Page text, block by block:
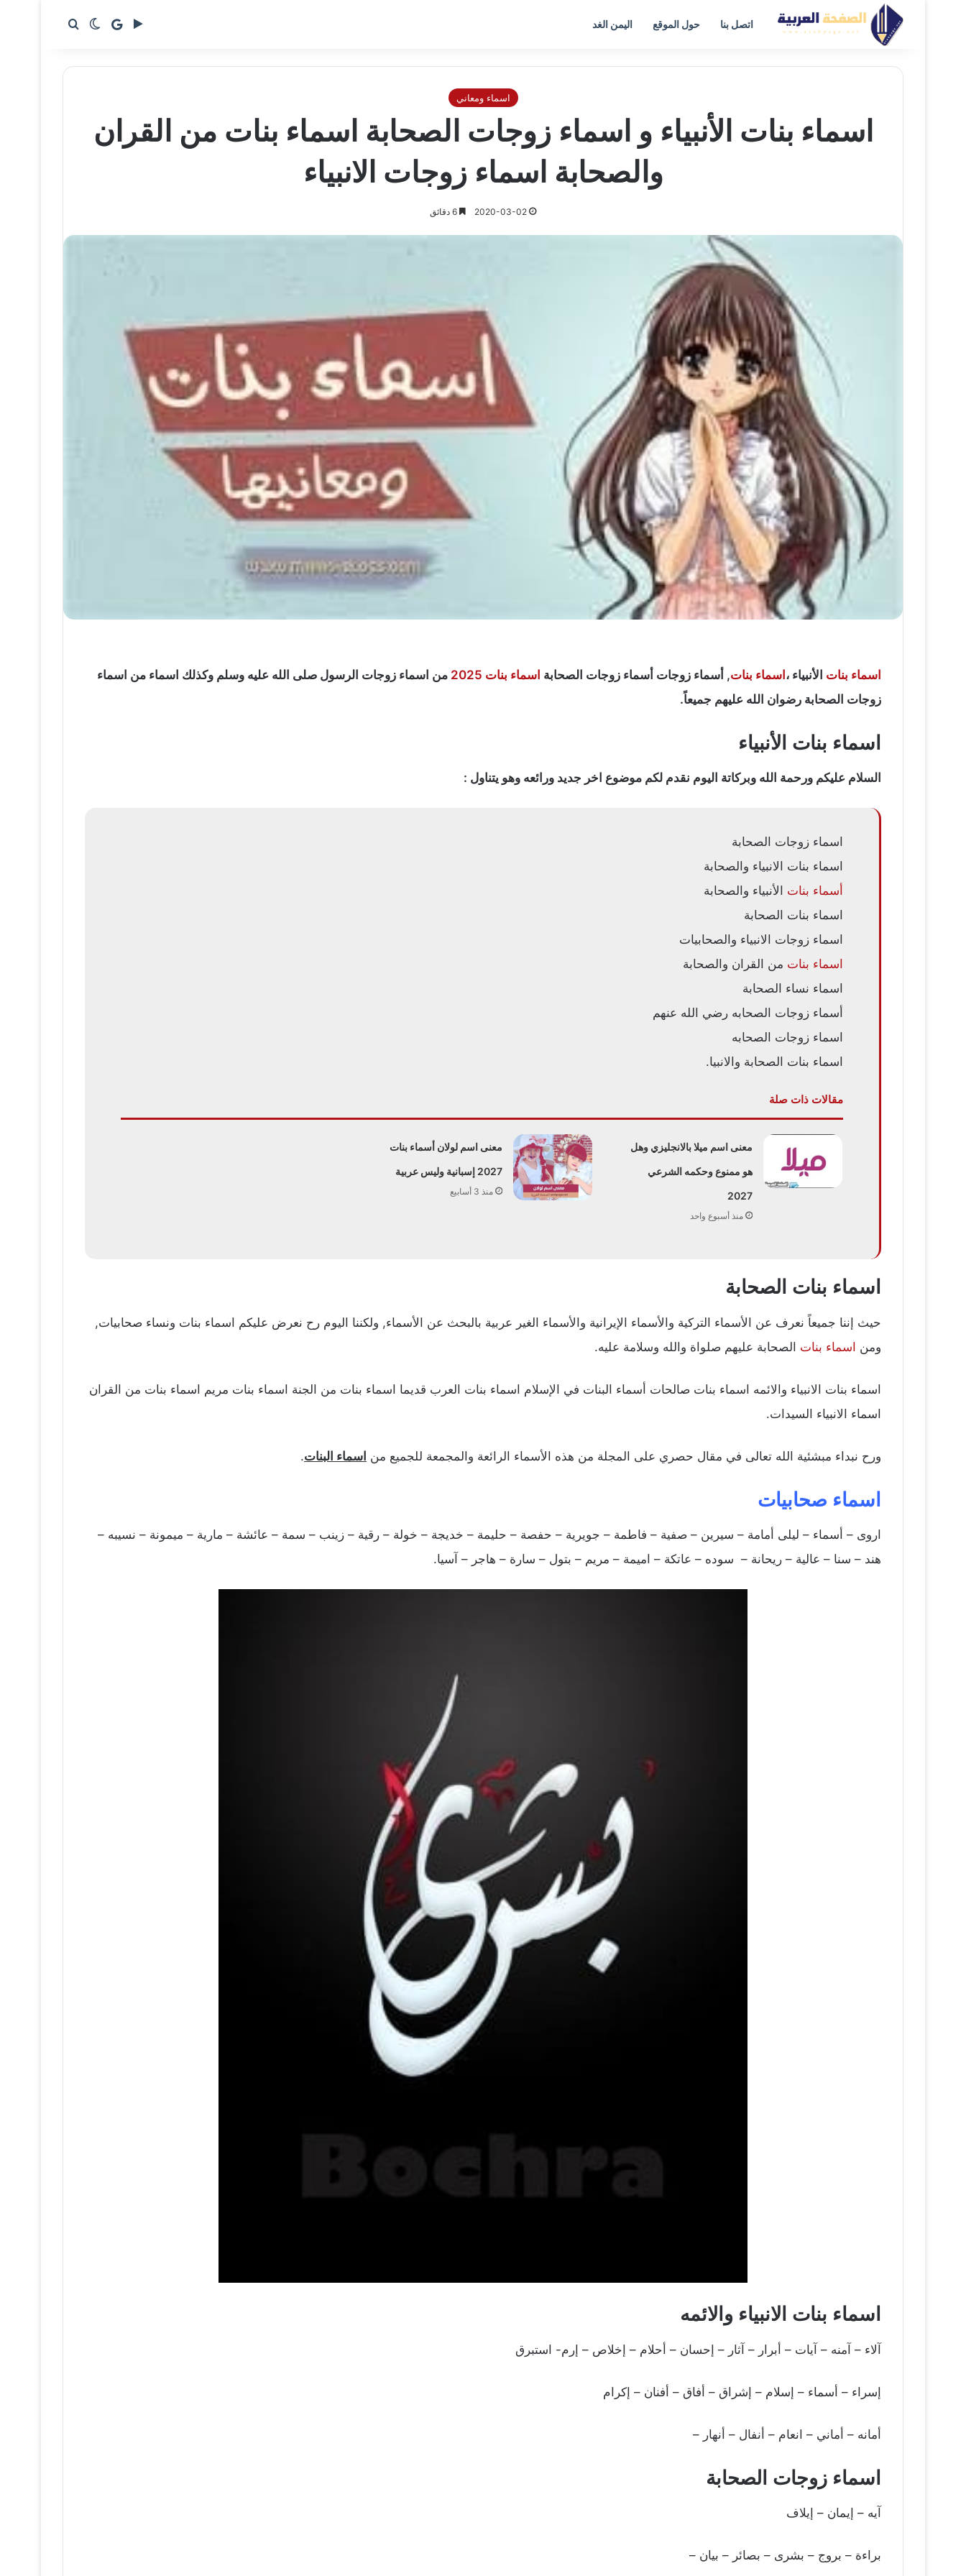
اتصل بنا حول الموقع اليمن الغد ‏Google Play
google news
الوضع المظلم
بحث عن
اسماء ومعاني
اسماء بنات الأنبياء و اسماء زوجات الصحابة اسماء بنات من القران
والصحابة اسماء زوجات الانبياء
2020-03-02
اسماء بنات الأنبياء ،اسماء بنات, أسماء زوجات أسماء زوجات الصحابة اسماء بنات 2025
من اسماء زوجات الرسول صلى الله عليه وسلم وكذلك اسماء من اسماء
زوجات الصحابة رضوان الله عليهم جميعاً.
اسماء بنات الأنبياء
السلام عليكم ورحمة الله وبركاتة اليوم نقدم لكم موضوع اخر جديد ورائعه وهو يتناول :
اسماء زوجات الصحابة
اسماء بنات الانبياء والصحابة
أسماء بنات الأنبياء والصحابة
اسماء بنات الصحابة
اسماء زوجات الانبياء والصحابيات
اسماء بنات من القران والصحابة
اسماء نساء الصحابة
أسماء زوجات الصحابه رضي الله عنهم
اسماء زوجات الصحابه
اسماء بنات الصحابة والانبيا.
مقالات ذات صلة
معنى اسم ميلا بالانجليزي وهل
هو ممنوع وحكمه الشرعي
2027
منذ أسبوع واحد
معنى اسم لولان أسماء بنات
2027 إسبانية وليس عربية
منذ 3 أسابيع
اسماء بنات الصحابة
حيث إننا جميعاً نعرف عن الأسماء التركية والأسماء الإيرانية والأسماء الغير عربية بالبحث عن الأسماء, ولكننا اليوم رح نعرض عليكم اسماء بنات ونساء صحابيات,
ومن اسماء بنات الصحابة عليهم صلواة والله وسلامة عليه.
اسماء بنات الانبياء والائمه اسماء بنات صالحات أسماء البنات في الإسلام اسماء بنات العرب قديما اسماء بنات من الجنة اسماء بنات مريم اسماء بنات من القران
اسماء الانبياء السيدات.
ورح نبداء مبشئية الله تعالى في مقال حصري على المجلة من هذه الأسماء الرائعة والمجمعة للجميع من اسماء البنات.
اسماء صحابيات
اروى – أسماء – ليلى أمامة – سيرين – صفية – فاطمة – جويرية – حفصة – حليمة – خديجة – خولة – رقية – زينب – سمة – عائشة – مارية – ميمونة – نسيبه –
هند – سنا – عالية – ريحانة – سوده – عاتكة – اميمة – مريم – بتول – سارة – هاجر – آسيا.
اسماء بنات الانبياء والائمه
آلاء – آمنه – آيات – أبرار – آثار – إحسان – أحلام – إخلاص – إرم- استبرق
إسراء – أسماء – إسلام – إشراق – أفاق – أفنان – إكرام
أمانه – أماني – انعام – أنفال – أنهار –
اسماء زوجات الصحابة
آيه – إيمان – إيلاف
براءة – بروج – بشرى – بصائر – بيان –